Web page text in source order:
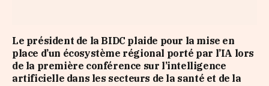
Le président de la BIDC plaide pour la mise en
place d’un écosystème régional porté par l’IA lors
de la première conférence sur l’intelligence
artificielle dans les secteurs de la santé et de la